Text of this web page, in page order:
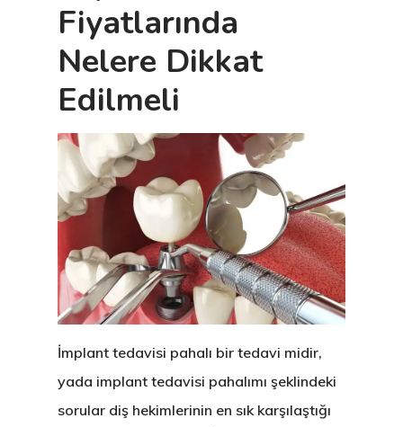
Fiyatlarında
Nelere Dikkat
Edilmeli
İmplant tedavisi pahalı bir tedavi midir,
yada implant tedavisi pahalımı şeklindeki
sorular diş hekimlerinin en sık karşılaştığı